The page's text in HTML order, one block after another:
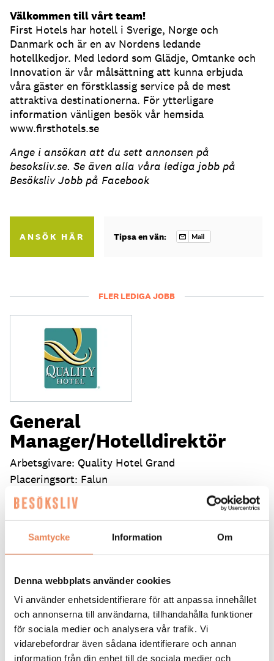
Samtycke Information Om
Denna webbplats använder cookies
Vi använder enhetsidentifierare för att anpassa innehållet
och annonserna till användarna, tillhandahålla funktioner
för sociala medier och analysera vår trafik. Vi
vidarebefordrar även sådana identifierare och annan
information från din enhet till de sociala medier och
Välkommen till vårt team!
First Hotels har hotell i Sverige, Norge och
Danmark och är en av Nordens ledande
hotellkedjor. Med ledord som Glädje, Omtanke och
Innovation är vår målsättning att kunna erbjuda
våra gäster en förstklassig service på de mest
attraktiva destinationerna. För ytterligare
information vänligen besök vår hemsida
www.firsthotels.se
Ange i ansökan att du sett annonsen på
besoksliv.se. Se även alla våra lediga jobb på
Besöksliv Jobb på Facebook
ANSÖK HÄR Tipsa en vän:
FLER LEDIGA JOBB
General
Manager/Hotelldirektör
Arbetsgivare: Quality Hotel Grand
Placeringsort: Falun
Sista ansökningsdag: 2026-09-04
LÄS MER